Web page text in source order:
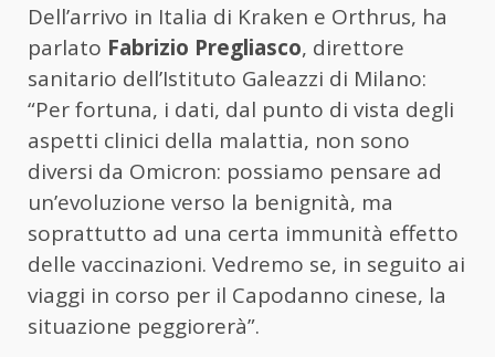
Dell’arrivo in Italia di Kraken e Orthrus, ha
parlato Fabrizio Pregliasco, direttore
sanitario dell’Istituto Galeazzi di Milano:
“Per fortuna, i dati, dal punto di vista degli
aspetti clinici della malattia, non sono
diversi da Omicron: possiamo pensare ad
un’evoluzione verso la benignità, ma
soprattutto ad una certa immunità effetto
delle vaccinazioni. Vedremo se, in seguito ai
viaggi in corso per il Capodanno cinese, la
situazione peggiorerà”.